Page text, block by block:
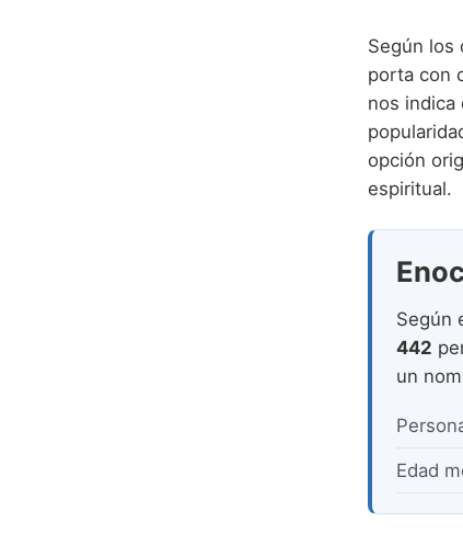
Según los
porta con
nos indica
opción
espiritual.
Según
442
un
Edad